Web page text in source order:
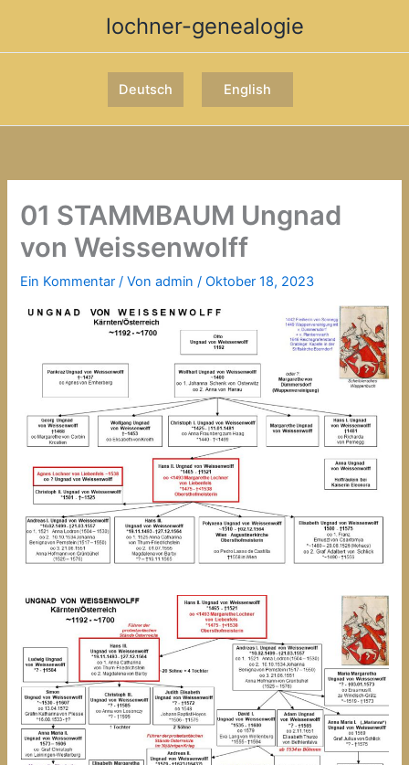
springen
lochner-genealogie
Deutsch English
01 STAMMBAUM Ungnad
von Weissenwolff
Ein Kommentar / Vonadmin/Oktober 18, 2023